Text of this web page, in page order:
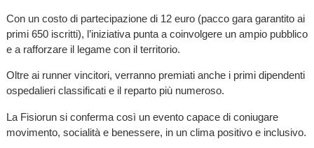
Con un costo di partecipazione di 12 euro (pacco gara garantito ai
primi 650 iscritti), l’iniziativa punta a coinvolgere un ampio pubblico
e a rafforzare il legame con il territorio.
Oltre ai runner vincitori, verranno premiati anche i primi dipendenti
ospedalieri classificati e il reparto più numeroso.
La Fisiorun si conferma così un evento capace di coniugare
movimento, socialità e benessere, in un clima positivo e inclusivo.